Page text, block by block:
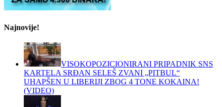
Najnovije!
VISOKOPOZICIONIRANI PRIPADNIK SNS
KARTELA SRĐAN SELEŠ ZVANI „PITBUL“
UHAPŠEN U LIBERIJI ZBOG 4 TONE KOKAINA!
(VIDEO)